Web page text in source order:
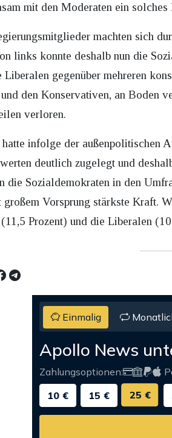
mit den Moderaten ein
machten sich
links konnte deshalb nun die
Liberalen gegenüber mehreren
den Konservativen, an Boden
verloren.
infolge der außenpolitischen
deutlich zugelegt und
die Sozialdemokraten in den
großem Vorsprung stärkste Kraft.
Prozent) und die Liberalen
Einmalig
Apollo News
Zahlungsoptionen:
10 €
15 € 25 €